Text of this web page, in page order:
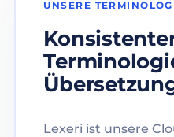
UNSERE
Lexeri ist unsere